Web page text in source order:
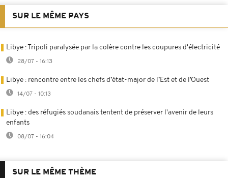
SUR LE MÊME PAYS
Libye : Tripoli paralysée par la colère contre les coupures d'électricité
28/07 - 16:13
Libye : rencontre entre les chefs d’état-major de l’Est et de l’Ouest
14/07 - 10:13
Libye : des réfugiés soudanais tentent de préserver l'avenir de leurs
enfants
08/07 - 16:04
SUR LE MÊME THÈME